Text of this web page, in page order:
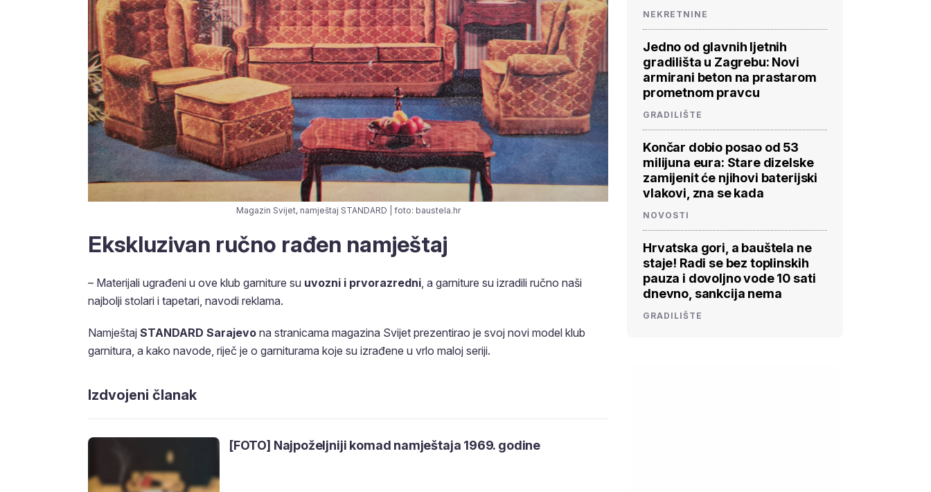
Magazin Svijet, namještaj STANDARD | foto: baustela.hr
Ekskluzivan ručno rađen namještaj
– Materijali ugrađeni u ove klub garniture su uvozni i prvorazredni, a garniture su izradili ručno naši
najbolji stolari i tapetari, navodi reklama.
Namještaj STANDARD Sarajevo na stranicama magazina Svijet prezentirao je svoj novi model klub
garnitura, a kako navode, riječ je o garniturama koje su izrađene u vrlo maloj seriji.
Izdvojeni članak
[FOTO] Najpoželjniji komad namještaja 1969. godine
NEKRETNINE
Jedno od glavnih ljetnih
gradilišta u Zagrebu: Novi
armirani beton na prastarom
prometnom pravcu
GRADILIŠTE
Končar dobio posao od 53
milijuna eura: Stare dizelske
zamijenit će njihovi baterijski
vlakovi, zna se kada
NOVOSTI
Hrvatska gori, a bauštela ne
staje! Radi se bez toplinskih
pauza i dovoljno vode 10 sati
dnevno, sankcija nema
GRADILIŠTE